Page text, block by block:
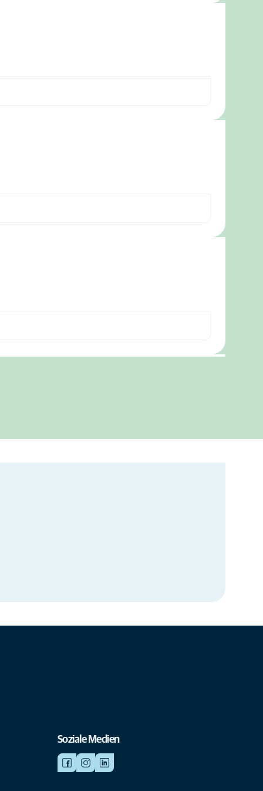
Soziale Medien